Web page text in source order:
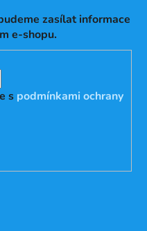
zasílat informace
e-shopu.
s podmínkami ochrany